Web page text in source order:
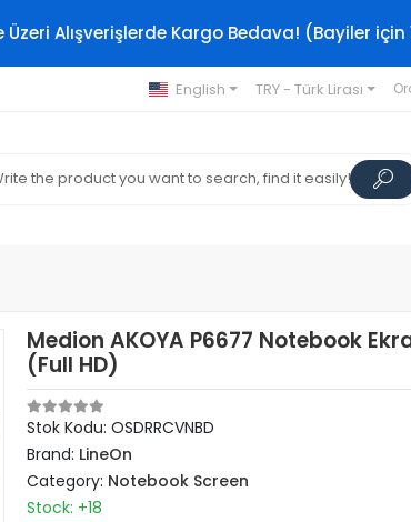
Üzeri Alışverişlerde Kargo Bedava! (Bayiler için
English TRY - Türk Lirası
Medion AKOYA P6677 Notebook
(Full HD)
Stok Kodu: OSDRRCVNBD
Brand: LineOn
Category: Notebook Screen
Stock: +18